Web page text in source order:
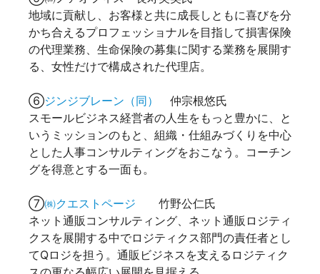
地域に貢献し、お客様と共に成長しともに喜びを分
かち合えるプロフェッショナルを目指して損害保険
の代理業務、生命保険の募集に関する業務を展開す
る、女性だけで構成された代理店。
⑥ジンジブレーン（同）
仲宗根悠氏
スモールビジネス経営者の人生をもっと豊かに、と
いうミッションのもと、組織・仕組みづくりを中心
とした人事コンサルティングをおこなう。コーチン
グを得意とする一面も。
⑦㈱クエストページ 竹野公仁氏
ネット通販コンサルティング、ネット通販ロジティ
クスを展開する中でロジティクス部門の責任者とし
てQロジを担う。通販ビジネスを支えるロジティク